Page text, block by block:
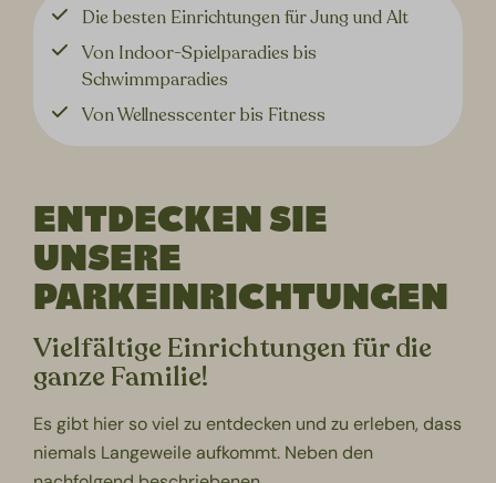
Die besten Einrichtungen für Jung und Alt
Von Indoor-Spielparadies bis
Schwimmparadies
Von Wellnesscenter bis Fitness
ENTDECKEN SIE
UNSERE
PARKEINRICHTUNGEN
Vielfältige Einrichtungen für die
ganze Familie!
Es gibt hier so viel zu entdecken und zu erleben, dass
niemals Langeweile aufkommt. Neben den